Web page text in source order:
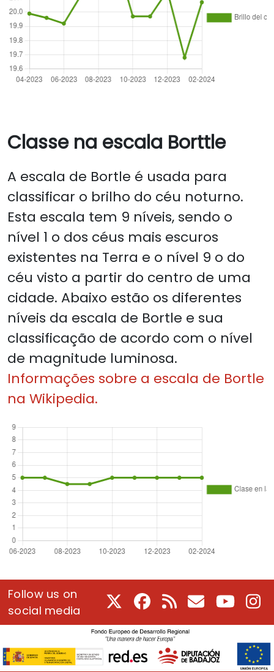
Classe na escala Borttle
A escala de Bortle é usada para
classificar o brilho do céu noturno.
Esta escala tem 9 níveis, sendo o
nível 1 o dos céus mais escuros
existentes na Terra e o nível 9 o do
céu visto a partir do centro de uma
cidade. Abaixo estão os diferentes
níveis da escala de Bortle e sua
classificação de acordo com o nível
de magnitude luminosa.
Informações sobre a escala de Bortle
na Wikipedia.
Follow us on
social media
Facebook
RSS E-Mail Youtube